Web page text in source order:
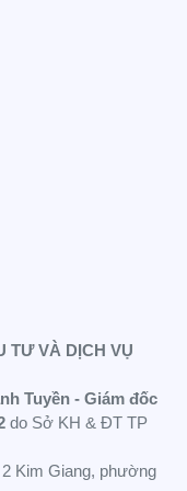
trong việc chuẩn bị
mà bạn thực tập.
ty lớn hoặc các tổ
thực tập sinh. Mức
ngành nghề, và vị trí
lương giúp thu hút
các thực tập sinh
lĩnh vực tài chính,
TƯ VÀ DỊCH VỤ
Tuyền - Giám đốc
do Sở KH & ĐT TP
Kim Giang, phường